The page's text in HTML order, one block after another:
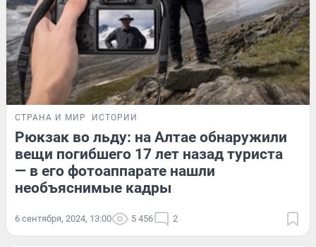
СТРАНА И МИР ИСТОРИИ
Рюкзак во льду: на Алтае обнаружили
вещи погибшего 17 лет назад туриста
— в его фотоаппарате нашли
необъяснимые кадры
6 сентября, 2024, 13:00 5 456 2